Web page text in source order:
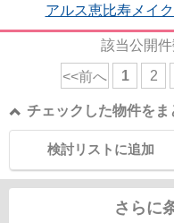
アルス恵比寿メイ
該当公開件
<<前へ 1 2
チェックした物件をま
検討リストに追加
さらに